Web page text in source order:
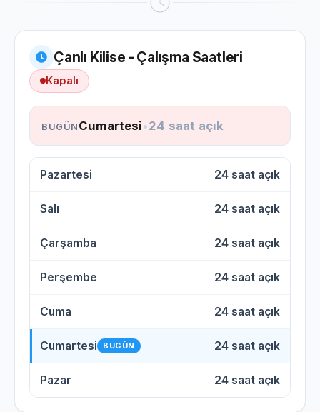
Çanlı Kilise - Çalışma Saatleri
Kapalı
BUGÜN Cumartesi•24 saat açık
Pazartesi 24 saat açık
Salı 24 saat açık
Çarşamba 24 saat açık
Perşembe 24 saat açık
Cuma 24 saat açık
Cumartesi BUGÜN 24 saat açık
Pazar 24 saat açık